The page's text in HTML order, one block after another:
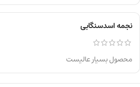
نجمه اسدسنگابی
محصول بسیار عالیست